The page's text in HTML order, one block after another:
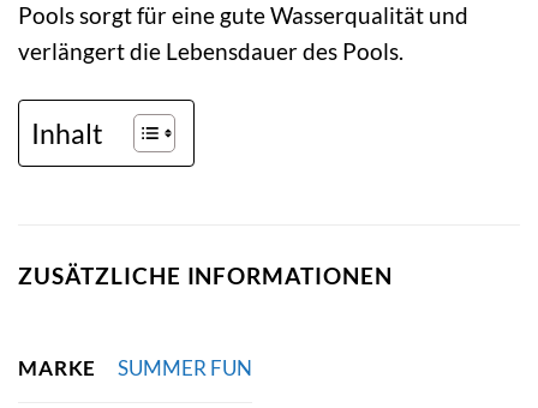
Pools sorgt für eine gute Wasserqualität und
verlängert die Lebensdauer des Pools.
Inhalt
ZUSÄTZLICHE INFORMATIONEN
MARKE SUMMER FUN